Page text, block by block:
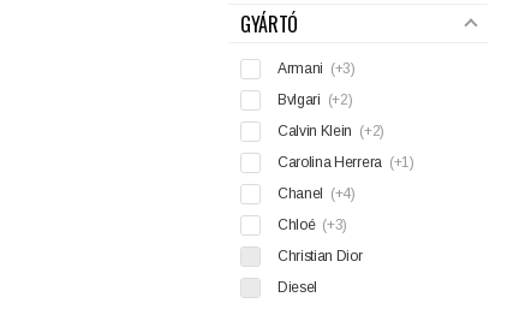
GYÁRTÓ
Armani (+3)
Bvlgari (+2)
Calvin Klein (+2)
Carolina Herrera (+1)
Chanel
(+4)
Chloé (+3)
Christian Dior
Diesel